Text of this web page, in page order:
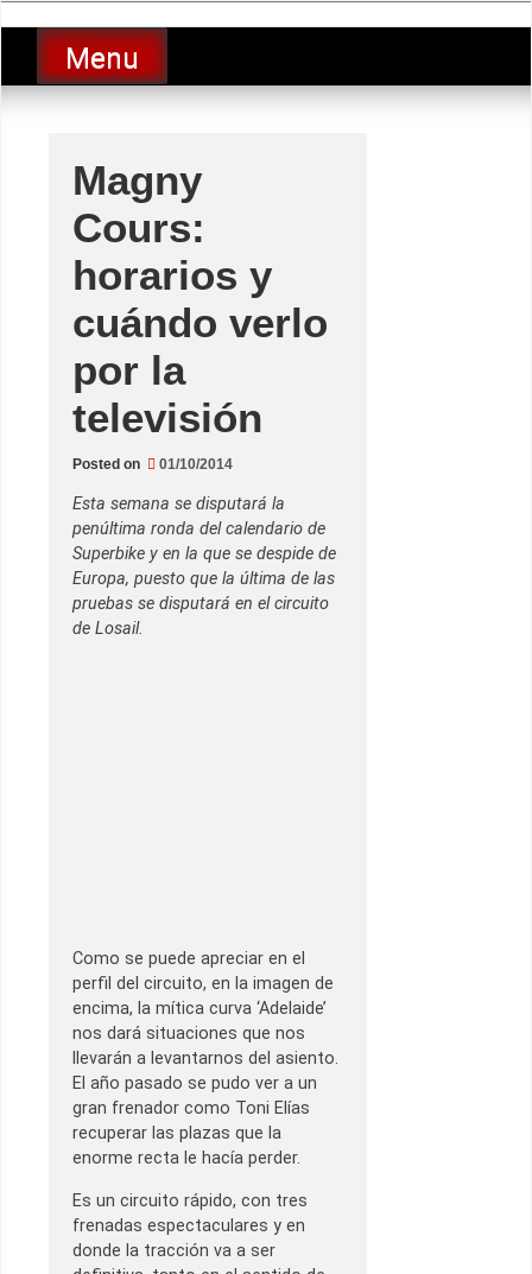
to
contentLucio Lopez GP
luciolopezgp
Menu
Magny
Cours:
horarios y
cuándo verlo
por la
televisión
Posted on 01/10/2014
Esta semana se disputará la
penúltima ronda del calendario de
Superbike y en la que se despide de
Europa, puesto que la última de las
pruebas se disputará en el circuito
de Losail.
Como se puede apreciar en el
perfil del circuito, en la imagen de
encima, la mítica curva ‘Adelaide’
nos dará situaciones que nos
llevarán a levantarnos del asiento.
El año pasado se pudo ver a un
gran frenador como Toni Elías
recuperar las plazas que la
enorme recta le hacía perder.
Es un circuito rápido, con tres
frenadas espectaculares y en
donde la tracción va a ser